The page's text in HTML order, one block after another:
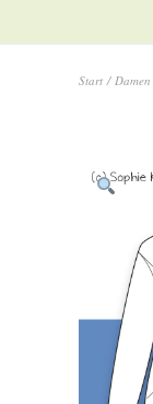
Start / Damen